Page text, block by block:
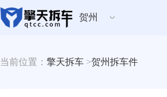
贺州
当前位置： 擎天拆车 >贺州拆车件